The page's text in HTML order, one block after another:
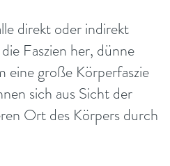
direkt oder indirekt
Faszien her, dünne
eine große Körperfaszie
sich aus Sicht der
Ort des Körpers durch